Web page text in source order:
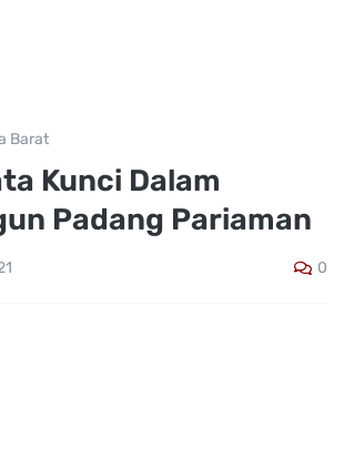
Barat
Kunci Dalam
Padang Pariaman
0